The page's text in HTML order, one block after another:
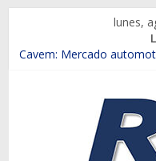
contenido
lunes,
Chile es el primer
Salfa suma vehículos
Samex amplía su red con
SINOTRUK Pick-ups